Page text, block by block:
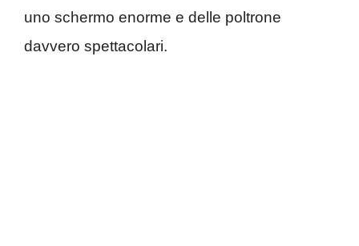
uno schermo enorme e delle poltrone
davvero spettacolari.